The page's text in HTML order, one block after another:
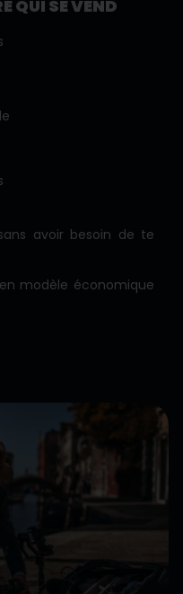
QUI SE VEND
avoir besoin de te
modèle économique